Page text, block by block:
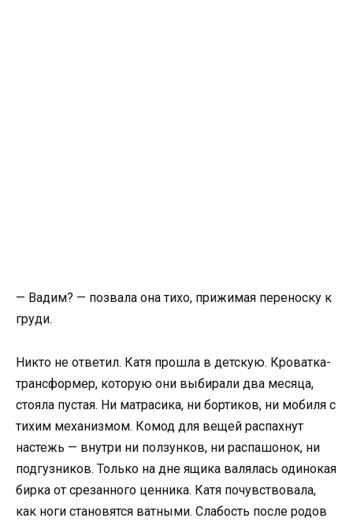
— Вадим? — позвала она тихо, прижимая переноску к
груди.
Никто не ответил. Катя прошла в детскую. Кроватка-
трансформер, которую они выбирали два месяца,
стояла пустая. Ни матрасика, ни бортиков, ни мобиля с
тихим механизмом. Комод для вещей распахнут
настежь — внутри ни ползунков, ни распашонок, ни
подгузников. Только на дне ящика валялась одинокая
бирка от срезанного ценника. Катя почувствовала,
как ноги становятся ватными. Слабость после родов